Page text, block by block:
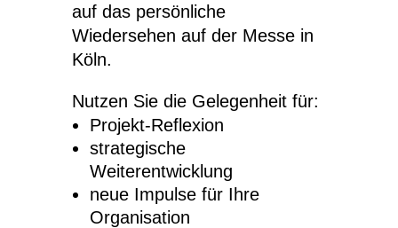
auf das persönliche
Wiedersehen auf der Messe in
Köln.
Nutzen Sie die Gelegenheit für:
Projekt-Reflexion
strategische
Weiterentwicklung
neue Impulse für Ihre
Organisation